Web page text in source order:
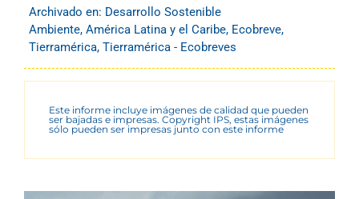
Archivado en: Desarrollo Sostenible
Ambiente, América Latina y el Caribe, Ecobreve,
Tierramérica, Tierramérica - Ecobreves
Este informe incluye imágenes de calidad que pueden
ser bajadas e impresas. Copyright IPS, estas imágenes
sólo pueden ser impresas junto con este informe